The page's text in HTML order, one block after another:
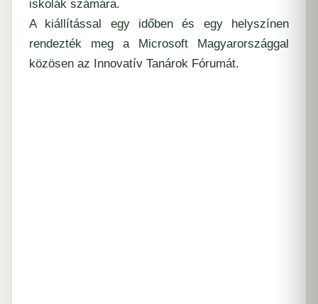
iskolák számára.
A kiállítással egy időben és egy helyszínen
rendezték meg a Microsoft Magyarországgal
közösen az Innovatív Tanárok Fórumát.